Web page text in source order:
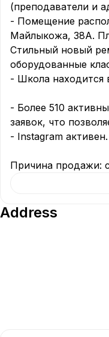
(преподаватели и
- Помещение
Майлыкожа, 38А.
Стильный новый
оборудованные
- Школа находится
- Более 510
заявок, что
- Instagram активен.
Причина продажи:
Address